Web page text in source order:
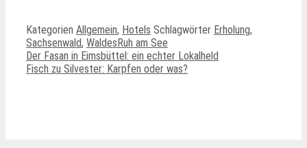
Kategorien Allgemein, Hotels Schlagwörter Erholung,
Sachsenwald, WaldesRuh am See
Der Fasan in Eimsbüttel: ein echter Lokalheld
Fisch zu Silvester: Karpfen oder was?